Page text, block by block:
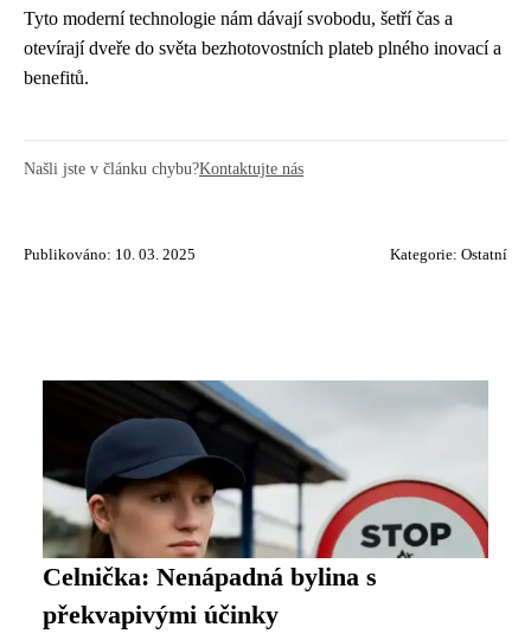
Tyto moderní technologie nám dávají svobodu, šetří čas a
otevírají dveře do světa bezhotovostních plateb plného inovací a
benefitů.
Našli jste v článku chybu?Kontaktujte nás
Publikováno: 10. 03. 2025 Kategorie: Ostatní
Celnička: Nenápadná bylina s
překvapivými účinky